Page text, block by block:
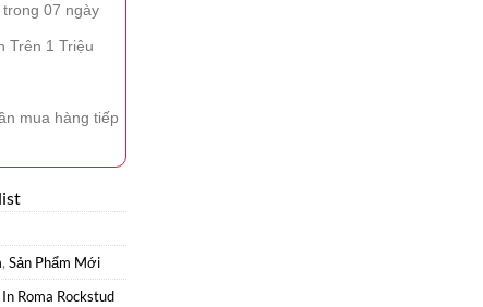
07 ngày
Trên 1 Triệu
mua hàng tiếp
, Sản Phẩm Mới
Roma Rockstud